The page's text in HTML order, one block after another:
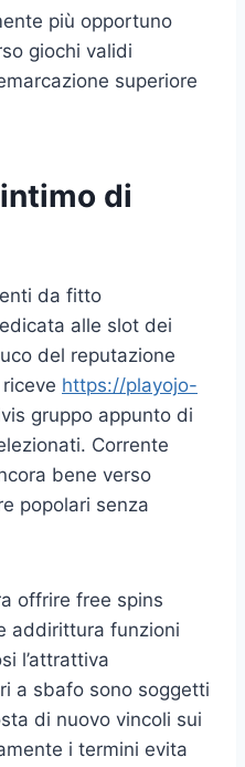
più opportuno
giochi validi
superiore
di
da fitto
alle slot dei
del reputazione
https://playojo-
gruppo appunto di
Corrente
bene verso
popolari senza
offrire free spins
addirittura funzioni
l’attrattiva
a sbafo sono soggetti
di nuovo vincoli sui
i termini evita